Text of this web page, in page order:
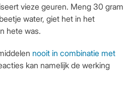
vieze geuren. Meng 30 gram
water, giet het in het
hete was.
nooit in combinatie met
kan namelijk de werking